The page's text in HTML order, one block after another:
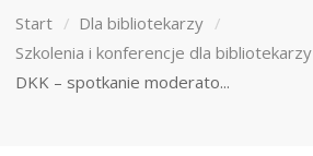
Start
Dla bibliotekarzy
Szkolenia i konferencje dla bibliotekarzy
DKK – spotkanie moderato...